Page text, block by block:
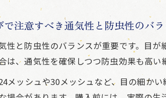
で注意すべき通気性と防虫性のバ
性と防虫性のバランスが重要です。目
は、通気性を確保しつつ防虫効果も高い
メッシュや30メッシュなど、目の細か